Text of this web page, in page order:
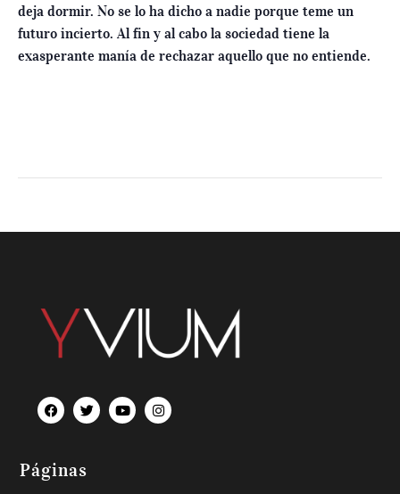
deja dormir. No se lo ha dicho a nadie porque teme un
futuro incierto. Al fin y al cabo la sociedad tiene la
exasperante manía de rechazar aquello que no entiende.
Páginas